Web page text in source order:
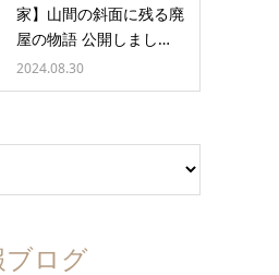
家】山間の斜面に残る廃
屋の物語 公開しまし…
2024.08.30
ブログ